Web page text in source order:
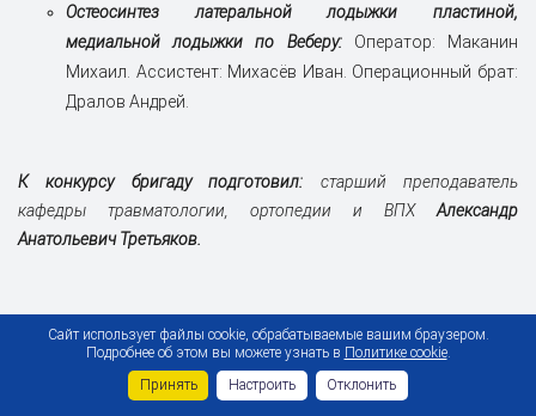
Остеосинтез латеральной лодыжки пластиной,
медиальной лодыжки по Веберу: Оператор: Маканин
Михаил. Ассистент: Михасёв Иван. Операционный брат:
Дралов Андрей.
К конкурсу бригаду подготовил: старший преподаватель
кафедры травматологии, ортопедии и ВПХ Александр
Анатольевич Третьяков.
Сайт использует файлы cookie, обрабатываемые вашим браузером.
Подробнее об этом вы можете узнать в Политике cookie.
Принять
Настроить Отклонить